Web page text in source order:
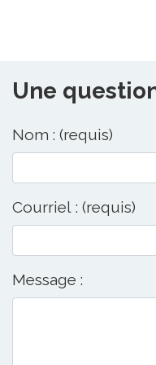
Une
Nom : (requis)
Courriel : (requis)
Message :